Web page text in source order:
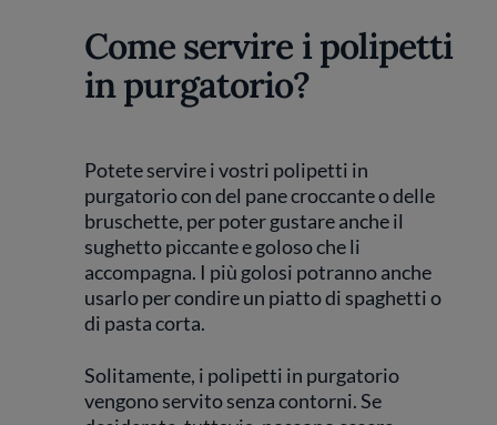
Come servire i polipetti
in purgatorio?
Potete servire i vostri polipetti in
purgatorio con del pane croccante o delle
bruschette, per poter gustare anche il
sughetto piccante e goloso che li
accompagna. I più golosi potranno anche
usarlo per condire un piatto di spaghetti o
di pasta corta.
Solitamente, i polipetti in purgatorio
vengono servito senza contorni. Se